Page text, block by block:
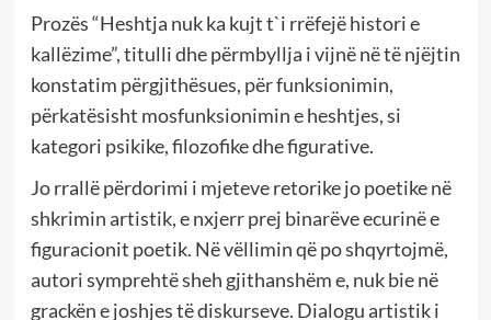
Prozës “Heshtja nuk ka kujt t`i rrëfejë histori e
kallëzime”, titulli dhe përmbyllja i vijnë në të njëjtin
konstatim përgjithësues, për funksionimin,
përkatësisht mosfunksionimin e heshtjes, si
kategori psikike, filozofike dhe figurative.
Jo rrallë përdorimi i mjeteve retorike jo poetike në
shkrimin artistik, e nxjerr prej binarëve ecurinë e
figuracionit poetik. Në vëllimin që po shqyrtojmë,
autori symprehtë sheh gjithanshëm e, nuk bie në
grackën e joshjes të diskurseve. Dialogu artistik i